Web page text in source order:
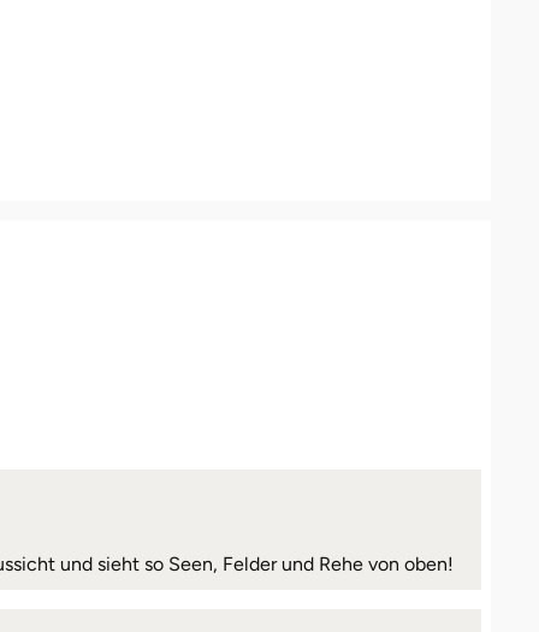
und sieht so Seen, Felder und Rehe von oben!